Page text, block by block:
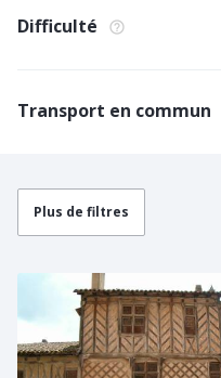
Difficulté
Transport en commun
Plus de filtres